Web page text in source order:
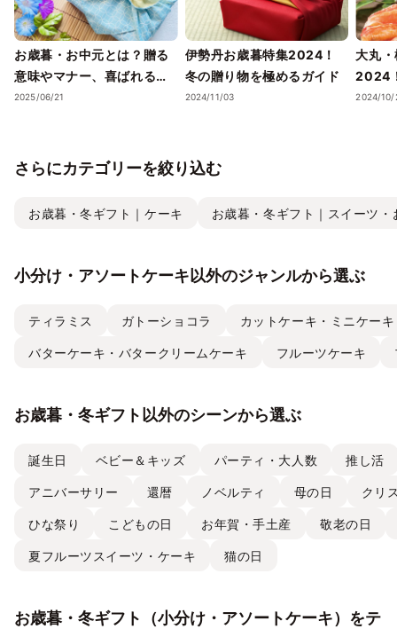
お歳暮・お中元とは？贈る
意味やマナー、喜ばれるギ
フトのポイントまで徹底解
2025/06/21
伊勢丹お歳暮特集2024！
冬の贈り物を極めるガイド
2024/11/03
大丸
2024
ェック
2024/10/
さらにカテゴリーを絞り込む
お歳暮・冬ギフト｜ケーキ お歳暮・冬ギフト｜スイーツ・
小分け・アソートケーキ以外のジャンルから選ぶ
ティラミス ガトーショコラ カットケーキ・ミニケーキ
バターケーキ・バタークリームケーキ フルーツケーキ
お歳暮・冬ギフト以外のシーンから選ぶ
誕生日 ベビー＆キッズ パーティ・大人数 推し活
アニバーサリー 還暦 ノベルティ 母の日 クリ
ひな祭り こどもの日 お年賀・手土産 敬老の日
夏フルーツスイーツ・ケーキ 猫の日
お歳暮・冬ギフト（小分け・アソートケーキ）をテ